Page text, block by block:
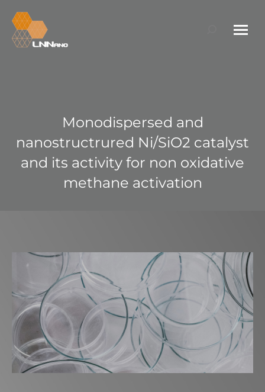
Search:
Monodispersed and
nanostructrured Ni/SiO2 catalyst
and its activity for non oxidative
methane activation